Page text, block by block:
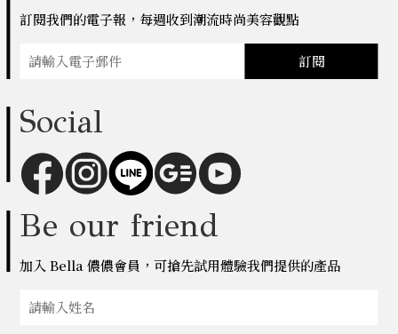
訂閱我們的電子報，每週收到潮流時尚美容觀點
訂閱
Social
Be our friend
加入 Bella 儂儂會員，可搶先試用體驗我們提供的產品